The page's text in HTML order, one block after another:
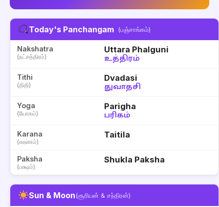
Today's Panchangam (பஞ்சாங்கம்)
Nakshatra
(நட்சத்திரம்)
Uttara Phalguni
உத்திரம்
Tithi
(திதி)
Dvadasi
துவாதசி
Yoga
(யோகம்)
Parigha
பரிகம்
Karana
(கரணம்)
Taitila
Paksha
(பக்ஷம்)
Shukla Paksha
Sun & Moon(சூரியன் & சந்திரன்)